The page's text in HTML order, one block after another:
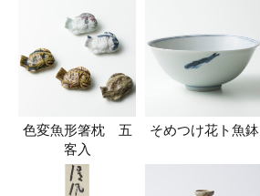
色変魚形箸枕 五
客入
そめつけ花ト魚鉢